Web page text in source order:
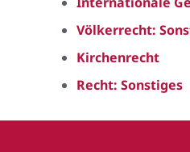
Völkerrecht:
Kirchenrecht
Recht: Sonstiges